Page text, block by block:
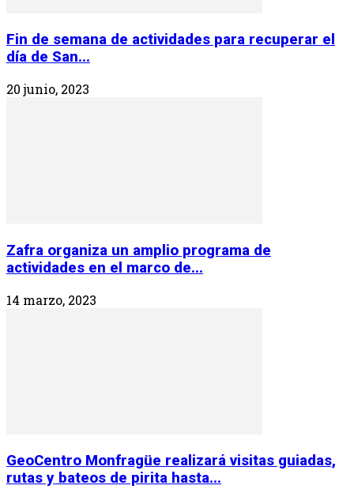
Fin de semana de actividades para recuperar el
día de San...
20 junio, 2023
Zafra organiza un amplio programa de
actividades en el marco de...
14 marzo, 2023
GeoCentro Monfragüe realizará visitas guiadas,
rutas y bateos de pirita hasta...